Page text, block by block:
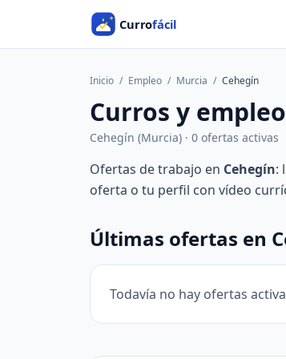
Inicio / Empleo / Murcia / Cehegín
Curros y
Cehegín (Murcia) · 0 ofertas activas
Ofertas de trabajo en Cehegín:
oferta o tu perfil con vídeo
Últimas ofertas en
Todavía no hay ofertas